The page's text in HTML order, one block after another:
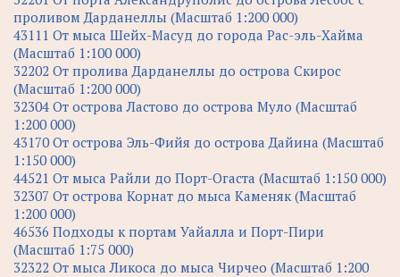
проливом Дарданеллы (Масштаб 1:200 000)
43111 От мыса Шейх-Масуд до города Рас-эль-Хайма
(Масштаб 1:100 000)
32202 От пролива Дарданеллы до острова Скирос
(Масштаб 1:200 000)
32304 От острова Ластово до острова Муло (Масштаб
1:200 000)
43170 От острова Эль-Фийя до острова Дайина (Масштаб
1:150 000)
44521 От мыса Райли до Порт-Огаста (Масштаб 1:150 000)
32307 От острова Корнат до мыса Каменяк (Масштаб
1:200 000)
46536 Подходы к портам Уайалла и Порт-Пири
(Масштаб 1:75 000)
32322 От мыса Ликоса до мыса Чирчео (Масштаб 1:200